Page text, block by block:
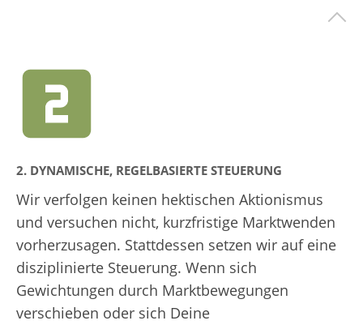
2. DYNAMISCHE, REGELBASIERTE STEUERUNG
Wir verfolgen keinen hektischen Aktionismus
und versuchen nicht, kurzfristige Marktwenden
vorherzusagen. Stattdessen setzen wir auf eine
disziplinierte Steuerung. Wenn sich
Gewichtungen durch Marktbewegungen
verschieben oder sich Deine